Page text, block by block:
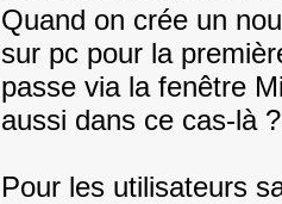
Quand on crée un
sur pc pour la
passe via la fenêtre
aussi dans ce cas-là ?
Pour les utilisateurs